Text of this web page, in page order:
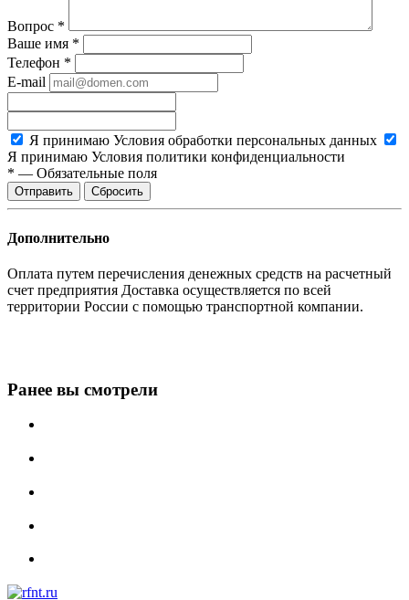
Вопрос *
Ваше имя *
Телефон *
E-mail
Я принимаю Условия обработки персональных данных
Я принимаю Условия политики конфиденциальности
* — Обязательные поля
Сбросить
Дополнительно
Оплата путем перечисления денежных средств на расчетный
счет предприятия Доставка осуществляется по всей
территории России с помощью транспортной компании.
Ранее вы смотрели